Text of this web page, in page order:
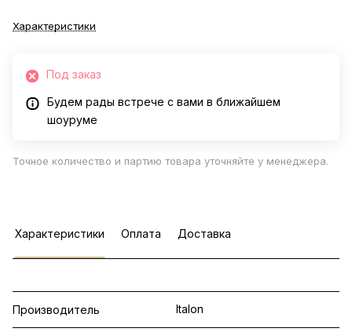
Характеристики
Под заказ
Будем рады встрече с вами в ближайшем
шоуруме
Точное количество и партию товара уточняйте у менеджера.
Характеристики Оплата Доставка
Производитель Italon